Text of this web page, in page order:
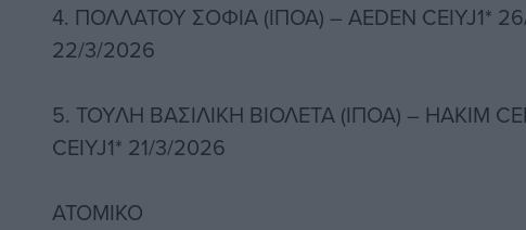
4. ΠΟΛΛΑΤΟΥ ΣΟΦΙΑ (ΙΠΟΑ) – AEDEN CEIYJ1*
22/3/2026
5. ΤΟΥΛΗ ΒΑΣΙΛΙΚΗ ΒΙΟΛΕΤΑ (ΙΠΟΑ) – HAKIM
CEIYJ1* 21/3/2026
ΑΤΟΜΙΚΟ